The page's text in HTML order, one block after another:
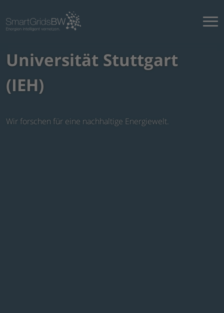
Universität Stuttgart
(IEH)
Wir forschen für eine nachhaltige Energiewelt.